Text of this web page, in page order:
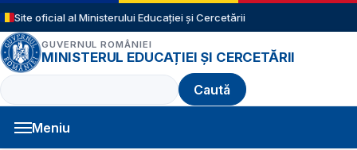
Sari la conținutul principal
Site oficial al Ministerului Educației și Cercetării
GUVERNUL ROMÂNIEI
MINISTERUL EDUCAȚIEI ȘI CERCETĂRII
Caută
Meniu